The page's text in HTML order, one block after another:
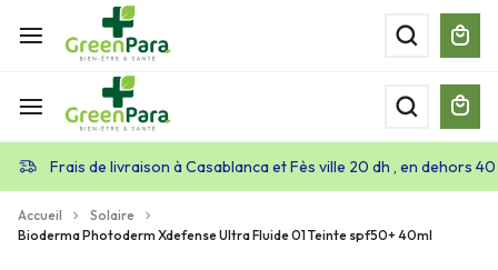
Frais de livraison à Casablanca et Fès ville 20 dh , en dehors
Accueil
Solaire
Bioderma Photoderm Xdefense Ultra Fluide 01 Teinte spf50+ 40ml